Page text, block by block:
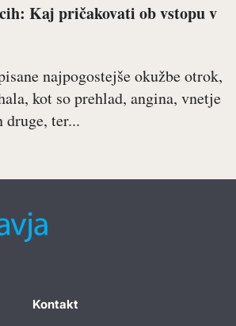
Kaj pričakovati ob vstopu v
najpogostejše okužbe otrok,
kot so prehlad, angina, vnetje
ter...
Kontakt